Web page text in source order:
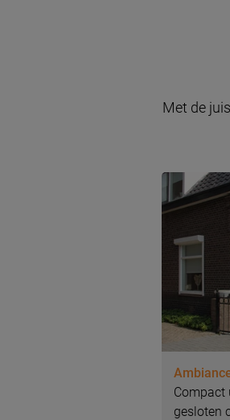
Met de
Compact
gesloten